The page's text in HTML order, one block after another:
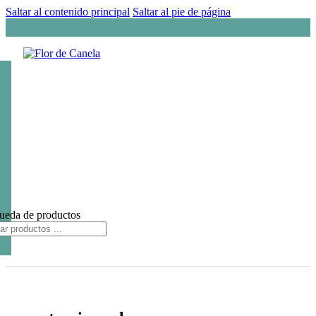
Saltar al contenido principal Saltar al pie de página
de productos